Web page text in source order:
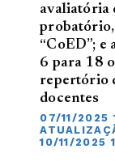
avaliatória
probatório,
“CoED”; e
6 para 18 o
repertório
docentes
07/11/2025
10/11/2025